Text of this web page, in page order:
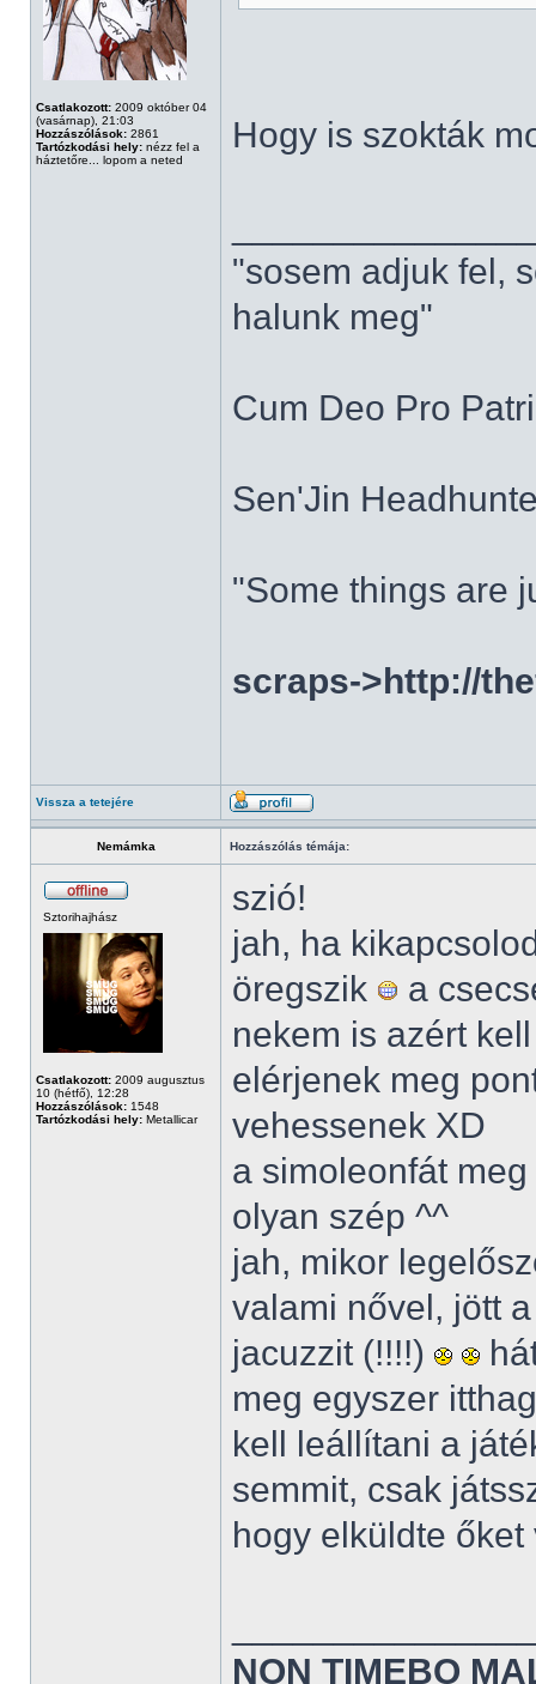
Csatlakozott: 2009 október 04
(vasárnap), 21:03
Hozzászólások: 2861
Tartózkodási hely: nézz fel a
háztetőre... lopom a neted
Hogy is szokták
"sosem adjuk fel,
halunk meg"
Cum Deo Pro
Sen'Jin
"Some things are
scraps->http://
Vissza a tetejére
Nemámka Hozzászólás témája:
Sztorihajhász
Csatlakozott: 2009 augusztus
10 (hétfő), 12:28
Hozzászólások: 1548
Tartózkodási hely: Metallicar
szió!
jah, ha
öregszik
a
nekem is azért
elérjenek meg
vehessenek XD
a simoleonfát
olyan szép ^^
jah, mikor
valami nővel, jött
jacuzzit (!!!!)
meg egyszer
kell leállítani a
semmit, csak
hogy elküldte
NON TIMEBO